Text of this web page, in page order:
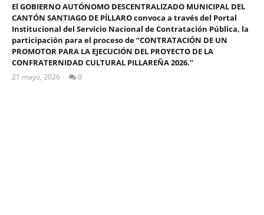
El GOBIERNO AUTÓNOMO DESCENTRALIZADO MUNICIPAL DEL
CANTÓN SANTIAGO DE PÍLLARO convoca a través del Portal
Institucional del Servicio Nacional de Contratación Pública, la
participación para el proceso de “CONTRATACIÓN DE UN
PROMOTOR PARA LA EJECUCIÓN DEL PROYECTO DE LA
CONFRATERNIDAD CULTURAL PILLAREÑA 2026.”
21 mayo, 2026
0